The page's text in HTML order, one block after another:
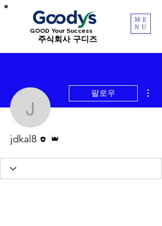
ME
NU
​주식회사 구디즈
GOOD Your Success
jdkal8
팔로우
jdkal8